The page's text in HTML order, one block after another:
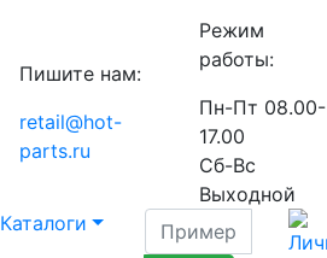
Пишите нам:
retail@hot-
parts.ru
Режим
работы:
Пн-Пт 08.00-
17.00
Сб-Вс
Выходной
Каталоги